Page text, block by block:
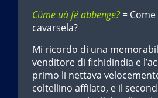
Cϋme uà fé abbenge?=
cavarsela?
Mi ricordo di una
venditore di fichidindia e
primo li nettava
coltellino affilato, e il